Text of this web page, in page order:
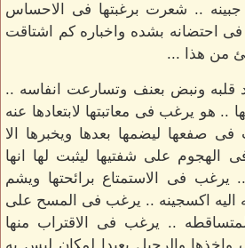
جبينه .. شعرت برغبتها فى الاحساس
احتضانه بشده واخباره كم اشتاقت
من هذا ...
قلبه ونبض بعنف وتسارعت انفاسه ..
.. هو يرغب فى معاتبتها لابتعادها عنه
صفعها ليضمها بعدها ويخبرها الا
على شفتيها ليثبت لها انها
يرغب فى الاستمتاع برائحتها ويشم
اليه اكسجينه .. يرغب فى المسح على
.. يرغب فى الاقتراب منها